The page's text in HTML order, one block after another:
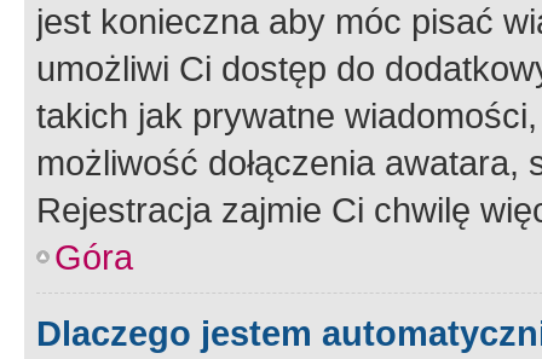
jest konieczna aby móc pisać
umożliwi Ci dostęp do
takich jak prywatne
możliwość dołączenia
Rejestracja zajmie Ci chwilę
Góra
Dlaczego jestem